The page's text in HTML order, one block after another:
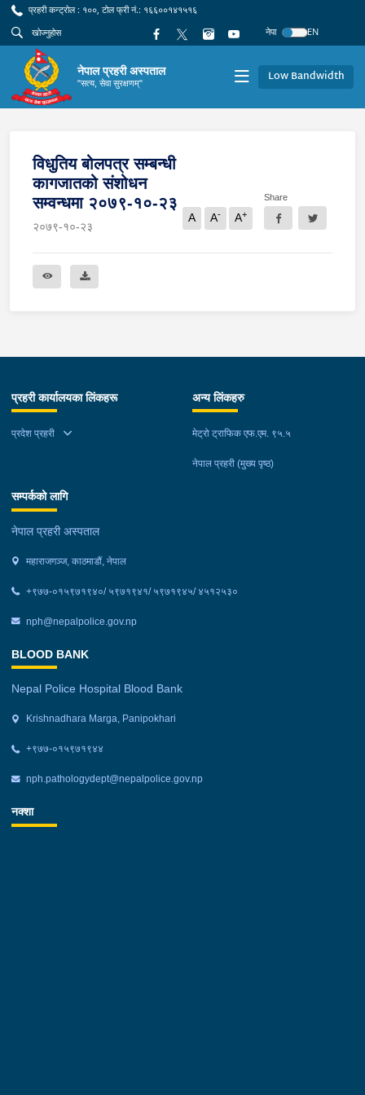
प्रहरी कन्ट्रोल : १००, टोल फ्री नं.: १६६००१४१५१६
नेपा
EN
नेपाल प्रहरी अस्पताल
"सत्य, सेवा सुरक्षणम्" Low Bandwidth
विधुतिय बोलपत्र सम्बन्धी
कागजातको संशोधन
सम्वन्धमा २०७९-१०-२३
२०७९-१०-२३
A A- A+
Share
प्रहरी कार्यालयका लिंकहरू
प्रदेश प्रहरी
अन्य लिंकहरु
मेट्रो ट्राफिक एफ.एम. ९५.५
नेपाल प्रहरी (मुख्य पृष्ठ)
सम्पर्कको लागि
नेपाल प्रहरी अस्पताल
महाराजगञ्ज, काठमाडौं, नेपाल
+९७७-०१५९७१९४०/ ५९७१९४१/ ५९७१९४५/ ४५१२५३०
nph@nepalpolice.gov.np
BLOOD BANK
Nepal Police Hospital Blood Bank
Krishnadhara Marga, Panipokhari
+‌९७७-०१५९७१९४४
nph.pathologydept@nepalpolice.gov.np
नक्शा